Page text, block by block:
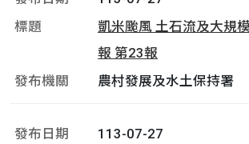
凱米颱風 土石流及大規
報 第23報
農村發展及水土保持署
113-07-27